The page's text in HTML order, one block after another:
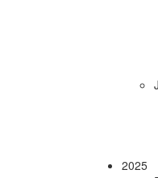
2025